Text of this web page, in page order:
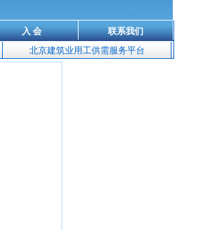
入 会
联系我们
北京建筑业用工供需服务平台